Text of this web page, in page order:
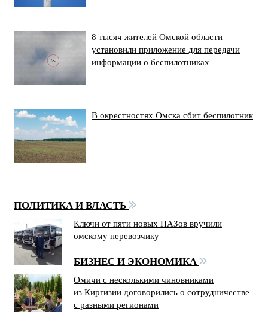
8 тысяч жителей Омской области
установили приложение для передачи
информации о беспилотниках
В окрестностях Омска сбит беспилотник
ПОЛИТИКА И ВЛАСТЬ
Ключи от пяти новых ПАЗов вручили
омскому перевозчику
БИЗНЕС И ЭКОНОМИКА
Омичи с несколькими чиновниками
из Киргизии договорились о сотрудничестве
с разными регионами